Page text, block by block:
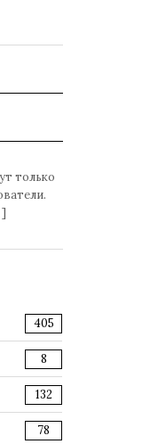
только
]
405
8
132
78